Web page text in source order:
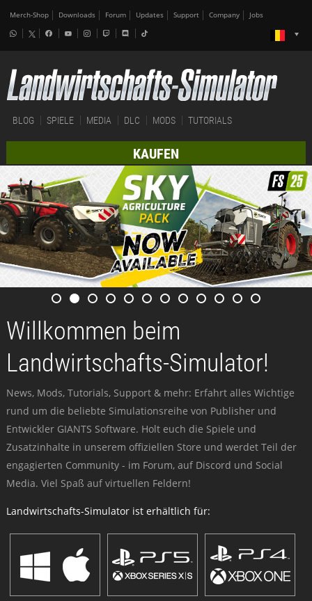
Merch-Shop Downloads Forum Updates Support Company Jobs
BLOG SPIELE MEDIA DLC MODS TUTORIALS
KAUFEN
Willkommen beim
Landwirtschafts-Simulator!
News, Mods, Tutorials, Support & mehr: Erfahrt alles Wichtige
rund um die beliebte Simulationsreihe von Publisher und
Entwickler GIANTS Software. Holt euch die Spiele und
Zusatzinhalte in unserem offiziellen Store und werdet Teil der
engagierten Community - im Forum, auf Discord und Social
Media. Viel Spaß auf virtuellen Feldern!
Landwirtschafts-Simulator ist erhältlich für: